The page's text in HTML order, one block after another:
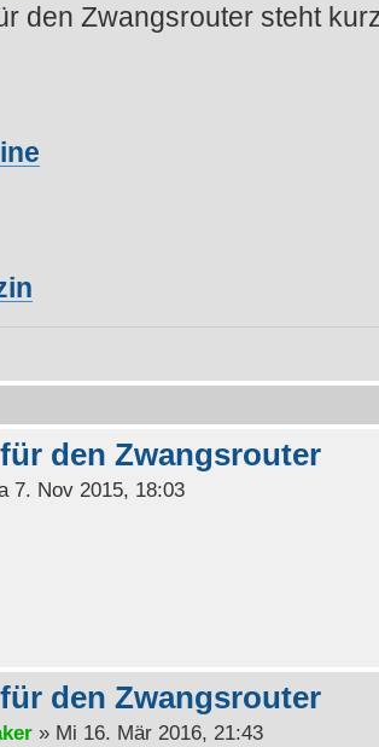
den Zwangsrouter steht
den Zwangsrouter
7. Nov 2015, 18:03
den Zwangsrouter
» Mi 16. Mär 2016, 21:43